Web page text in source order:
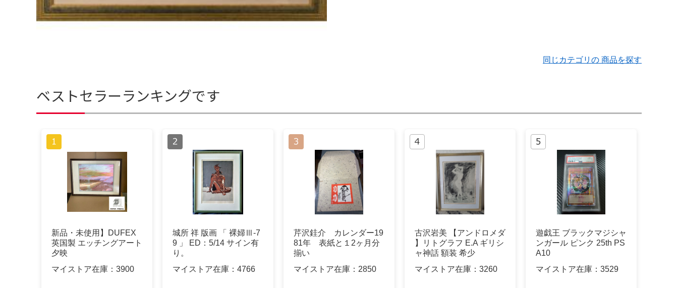
同じカテゴリの 商品を探す
ベストセラーランキングです
新品・未使用】DUFEX
英国製 エッチングアート
夕映
マイストア在庫： 3900
城所 祥 版画 「 裸婦Ⅲ-7
9 」 ED：5/14 サイン有
り。
マイストア在庫： 4766
芹沢銈介 カレンダー19
81年 表紙と１2ヶ月分
揃い
マイストア在庫： 2850
古沢岩美 【アンドロメダ
】リトグラフ E.A ギリシ
ャ神話 額装 希少
マイストア在庫： 3260
遊戯王 ブラックマジシャ
ンガール ピンク 25th PS
A10
マイストア在庫： 3529